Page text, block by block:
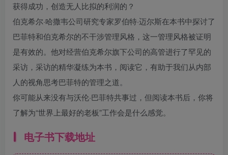
获得成功，创造无人比拟的利润的？
伯克希尔·哈撒韦公司研究专家罗伯特·迈尔斯在本书中探讨了
巴菲特和伯克希尔的不干涉管理风格，这一管理风格被证明
是有效的。他对经营伯克希尔旗下公司的高管进行了罕见的
采访，采访的精华凝练为本书，阅读它，有助于我们从内部
人的视角思考巴菲特的管理之道。
你可能从来没有与沃伦·巴菲特共事过，但阅读本书后，你将
了解为“世界上最好的老板”工作会是什么感觉。
电子书下载地址